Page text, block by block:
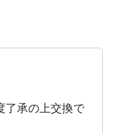
了承の上交換で